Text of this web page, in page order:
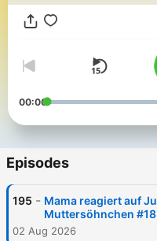
EINE NEUE FOLGE 🥰 🥳 TOUR TICKETS: https://www.eventim-
light.com/de/a/
00:00
Episodes
195 - Mama reagiert auf
Muttersöhnchen
02 Aug 2026